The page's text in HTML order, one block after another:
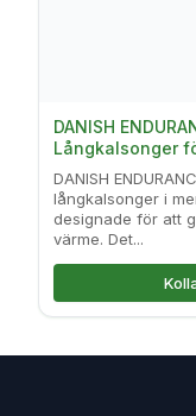
DANISH
Långkalsonger
DANISH
långkalsonger i
designade för att
värme. Det...